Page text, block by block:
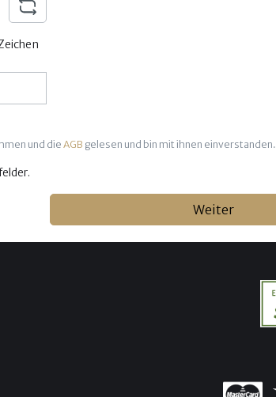
und die AGB gelesen und bin mit ihnen einverstanden.
Weiter